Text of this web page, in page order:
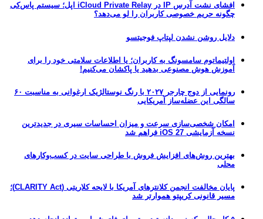
افشای نشت آدرس IP در iCloud Private Relay اپل؛ سیستم پاس‌کی
چگونه حریم خصوصی کاربران را لو می‌دهد؟
دلایل روشن نشدن لپتاپ فوجیتسو
اولتیماتوم سامسونگ به کاربران؛ یا اطلاعات سلامتی خود را برای
آموزش هوش مصنوعی بدهید یا پاکشان می‌کنیم!
رونمایی از دوج چارجر ۲۰۲۷ با رنگ نوستالژیک ارغوانی به مناسبت ۶۰
سالگی این عضله‌ساز آمریکایی
امکان شخصی‌سازی سرعت و میزان احساسات سیری در جدیدترین
نسخه آزمایشی iOS 27 فراهم شد
بهترین روش‌های افزایش فروش با طراحی سایت در کسب‌وکارهای
محلی
پایان مخالفت انجمن کلانترهای آمریکا با لایحه کلاریتی (CLARITY Act)؛
مسیر قانونی کریپتو هموارتر شد